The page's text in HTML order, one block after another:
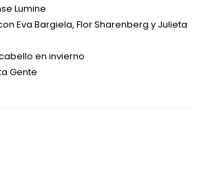
Lumine
Eva Bargiela, Flor Sharenberg y Julieta
en invierno
Gente